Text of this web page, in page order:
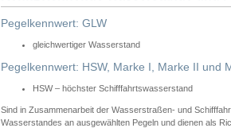
Pegelkennwert: GLW
gleichwertiger Wasserstand
Pegelkennwert: HSW, Marke I, Marke II und
HSW – höchster Schifffahrtswasserstand
Sind in Zusammenarbeit der Wasserstraßen- und
Wasserstandes an ausgewählten Pegeln und dienen als